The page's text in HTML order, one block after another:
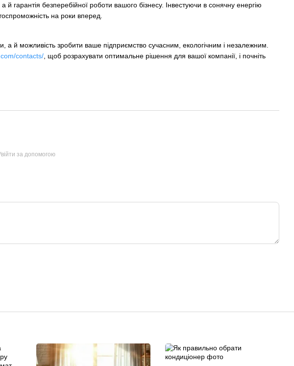
безперебійної роботи вашого бізнесу. Інвестуючи в сонячну енергію
на роки вперед.
а й можливість зробити ваше підприємство сучасним, екологічним і незалежним.
contacts/ , щоб розрахувати оптимальне рішення для вашої компанії, і почніть
за допомогою